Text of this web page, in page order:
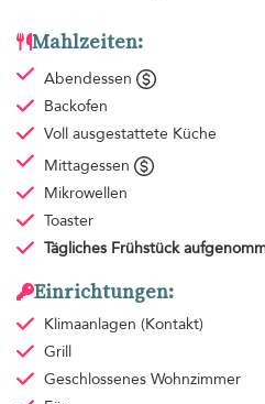
Mahlzeiten:
Abendessen
Backofen
Voll ausgestattete Küche
Mittagessen
Mikrowellen
Toaster
Tägliches Frühstück
Einrichtungen:
Klimaanlagen (Kontakt)
Grill
Geschlossenes Wohnzimmer